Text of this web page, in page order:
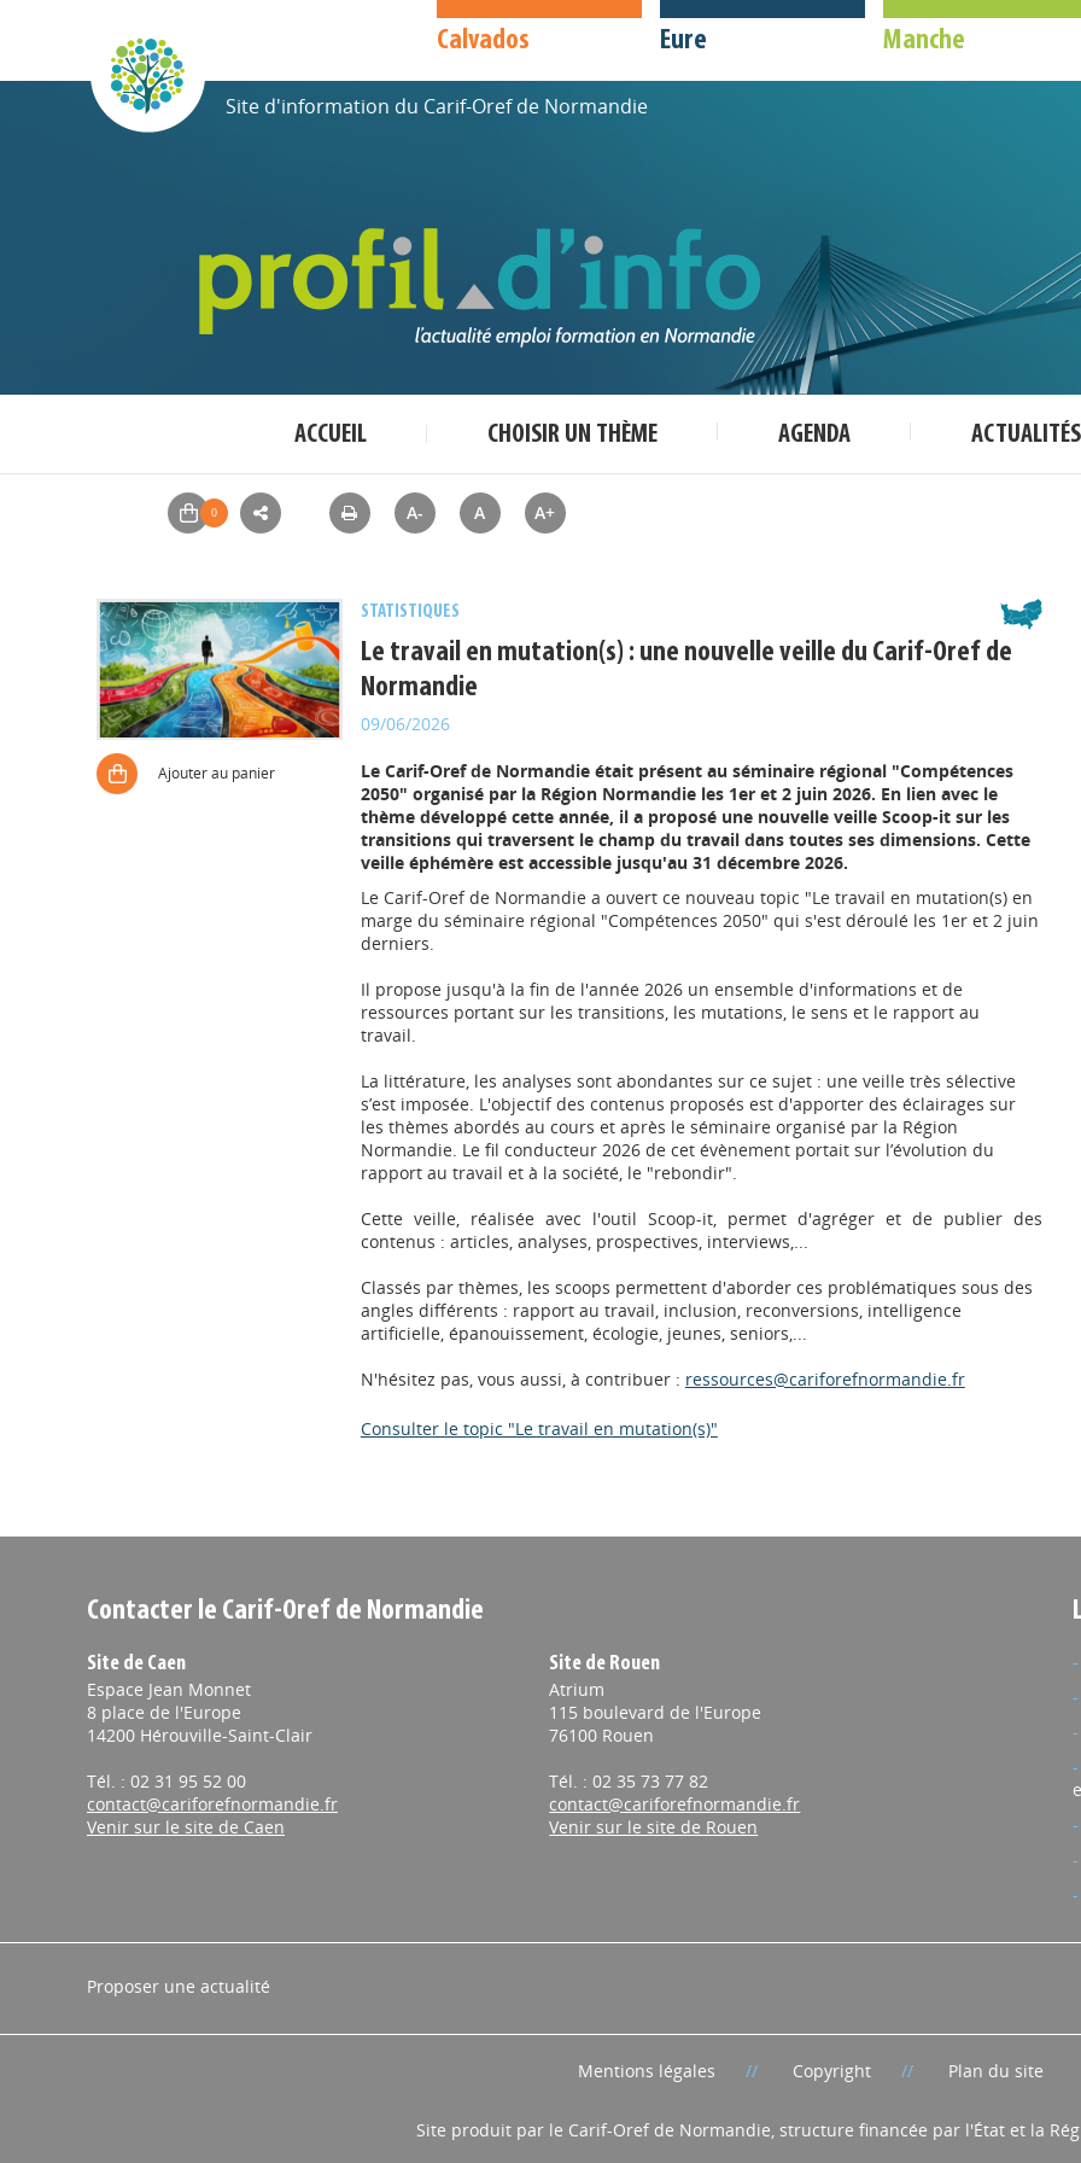
Calvados Eure Manche
Site d'information du Carif-Oref de Normandie
ACCUEIL CHOISIR UN THÈME AGENDA ACTUALITÉS
A- A A+
Ajouter au panier
STATISTIQUES
Le travail en mutation(s) : une nouvelle veille du Carif-Oref de
Normandie
09/06/2026
Le Carif-Oref de Normandie était présent au séminaire régional "Compétences
2050" organisé par la Région Normandie les 1er et 2 juin 2026. En lien avec le
thème développé cette année, il a proposé une nouvelle veille Scoop-it sur les
transitions qui traversent le champ du travail dans toutes ses dimensions. Cette
veille éphémère est accessible jusqu'au 31 décembre 2026.
Le Carif-Oref de Normandie a ouvert ce nouveau topic "Le travail en mutation(s) en
marge du séminaire régional "Compétences 2050" qui s'est déroulé les 1er et 2 juin
derniers.
Il propose jusqu'à la fin de l'année 2026 un ensemble d'informations et de
ressources portant sur les transitions, les mutations, le sens et le rapport au
travail.
La littérature, les analyses sont abondantes sur ce sujet : une veille très sélective
s’est imposée. L'objectif des contenus proposés est d'apporter des éclairages sur
les thèmes abordés au cours et après le séminaire organisé par la Région
Normandie. Le fil conducteur 2026 de cet évènement portait sur l’évolution du
rapport au travail et à la société, le "rebondir".
Cette veille, réalisée avec l'outil Scoop-it, permet d'agréger et de publier des
contenus : articles, analyses, prospectives, interviews,...
Classés par thèmes, les scoops permettent d'aborder ces problématiques sous des
angles différents : rapport au travail, inclusion, reconversions, intelligence
artificielle, épanouissement, écologie, jeunes, seniors,...
N'hésitez pas, vous aussi, à contribuer : ressources@cariforefnormandie.fr
Consulter le topic "Le travail en mutation(s)"
Contacter le Carif-Oref de Normandie
Site de Caen
Espace Jean Monnet
8 place de l'Europe
14200 Hérouville-Saint-Clair
Tél. : 02 31 95 52 00
contact@cariforefnormandie.fr
Venir sur le site de Caen
Site de Rouen
Atrium
115 boulevard de l'Europe
76100 Rouen
Tél. : 02 35 73 77 82
contact@cariforefnormandie.fr
Venir sur le site de Rouen
Proposer une actualité
Mentions légales Copyright Plan du site
Site produit par le Carif-Oref de Normandie, structure financée par l'État et la